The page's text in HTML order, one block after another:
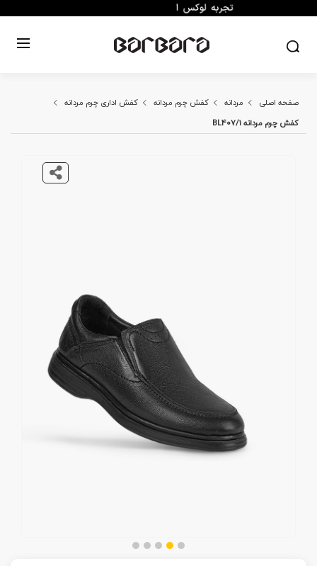
صفحه اصلی مردانه کفش چرم مردانه
کفش اداری چرم مردانه
کفش چرم مردانه BL407/1